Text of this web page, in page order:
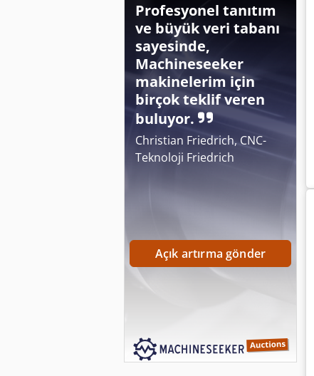
Profesyonel tanıtım
ve büyük veri tabanı
sayesinde,
Machineseeker
makinelerim için
birçok teklif veren
buluyor.
Christian Friedrich, CNC-
Teknoloji Friedrich
Açık artırma gönder